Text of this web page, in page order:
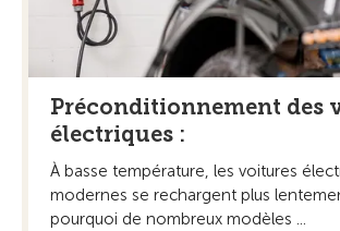
Préconditionnement des
électriques :
À basse température, les voitures
modernes se rechargent plus
pourquoi de nombreux modèles ...